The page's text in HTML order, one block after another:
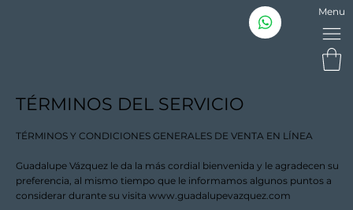
Menu
TÉRMINOS DEL SERVICIO
TÉRMINOS Y CONDICIONES GENERALES DE VENTA EN LÍNEA
Guadalupe Vázquez le da la más cordial bienvenida y le agradecen su
preferencia, al mismo tiempo que le informamos algunos puntos a
considerar durante su visitawww.guadalupevazquez.com